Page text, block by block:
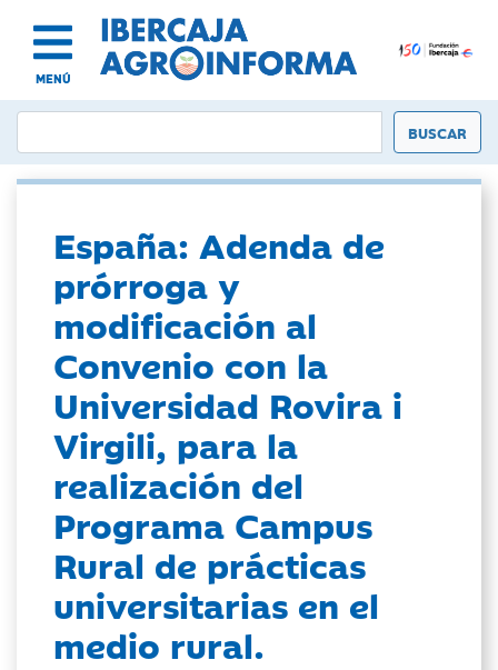
MENÚ
España: Adenda de
prórroga y
modificación al
Convenio con la
Universidad Rovira i
Virgili, para la
realización del
Programa Campus
Rural de prácticas
universitarias en el
medio rural.